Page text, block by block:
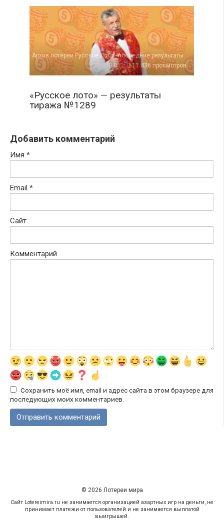
Архив лотереи Русское Лото - последние результаты
0
11 436 просмотров
«Русское лото» — результаты
тиража №1289
Добавить комментарий
Имя *
Email *
Сайт
Комментарий
Сохранить моё имя, email и адрес сайта в этом браузере для
последующих моих комментариев.
© 2026 Лотереи мира
Сайт Lotereimira.ru не занимается организацией азартных игр на деньги, не
принимает платежи от пользователей и не занимается выплатой
выигрышей.